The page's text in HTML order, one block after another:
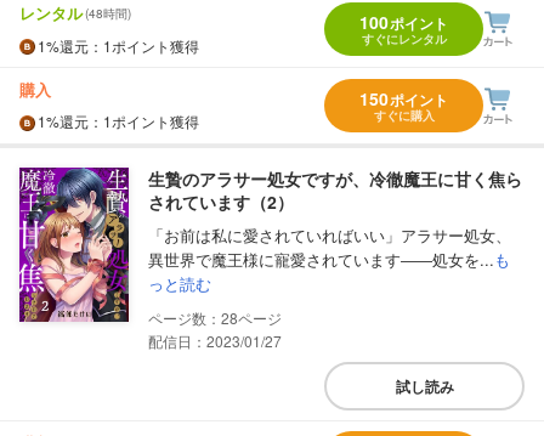
レンタル(48時間)
1%還元 ：1ポイント獲得
100ポイント
すぐにレンタル
購入
1%還元 ：1ポイント獲得
150ポイント
すぐに購入
生贄のアラサー処女ですが、冷徹魔王に甘く焦ら
されています（2）
「お前は私に愛されていればいい」アラサー処女、
異世界で魔王様に寵愛されています――処女を...も
っと読む
28
配信日：2023/01/27
試し読み